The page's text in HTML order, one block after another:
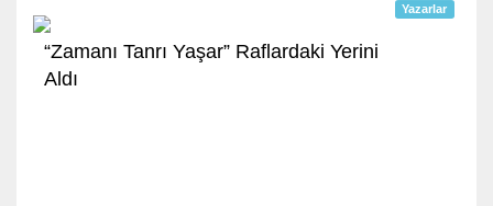
Yazarlar
“Zamanı Tanrı Yaşar” Raflardaki Yerini
Aldı